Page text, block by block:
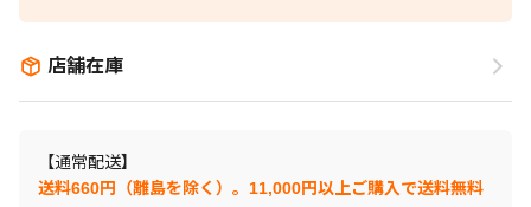
店舗在庫
【通常配送】
送料660円（離島を除く）。11,000円以上ご購入で送料無料